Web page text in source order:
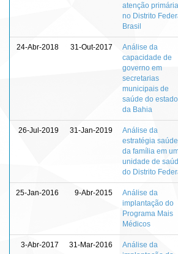
atenção primária
no Distrito
Brasil
24-Abr-2018 31-Out-2017
Análise da
capacidade de
governo em
secretarias
municipais de
saúde do estado
da Bahia
26-Jul-2019 31-Jan-2019
Análise da
estratégia saúde
da família em
unidade de
do Distrito
25-Jan-2016 9-Abr-2015
Análise da
implantação do
Programa Mais
Médicos
3-Abr-2017 31-Mar-2016
Análise da